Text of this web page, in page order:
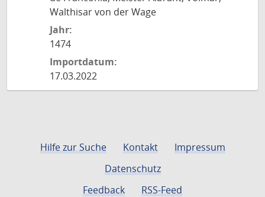
Walthisar von der Wage
Jahr:
1474
Importdatum:
17.03.2022
Hilfe zur Suche Kontakt
Impressum
Datenschutz
Feedback
RSS-Feed